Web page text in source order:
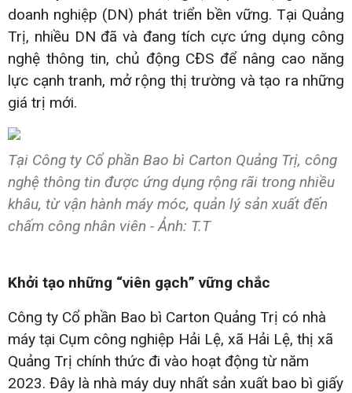
doanh nghiệp (DN) phát triển bền vững. Tại Quảng
Trị, nhiều DN đã và đang tích cực ứng dụng công
nghệ thông tin, chủ động CĐS để nâng cao năng
lực cạnh tranh, mở rộng thị trường và tạo ra những
giá trị mới.
Tại Công ty Cổ phần Bao bì Carton Quảng Trị, công
nghệ thông tin được ứng dụng rộng rãi trong nhiều
khâu, từ vận hành máy móc, quản lý sản xuất đến
chấm công nhân viên - Ảnh: T.T
Khởi tạo những “viên gạch” vững chắc
Công ty Cổ phần Bao bì Carton Quảng Trị có nhà
máy tại Cụm công nghiệp Hải Lệ, xã Hải Lệ, thị xã
Quảng Trị chính thức đi vào hoạt động từ năm
2023. Đây là nhà máy duy nhất sản xuất bao bì giấy